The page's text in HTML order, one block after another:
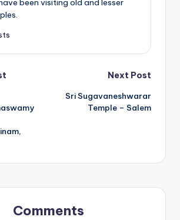
Next Post
Sri Sugavaneshwarar
Temple – Salem
Comments